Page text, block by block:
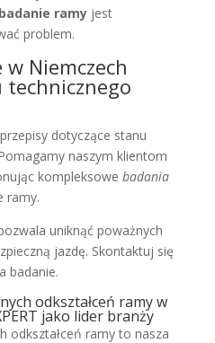
badanie ramyjest
problem.
Niemczech
technicznego
dotyczące stanu
naszym klientom
kompleksowe badania
ramy.
uniknąć poważnych
jazdę. Skontaktuj się
badanie.
odkształceń ramy w
jako lider branży
odkształceń ramy to nasza